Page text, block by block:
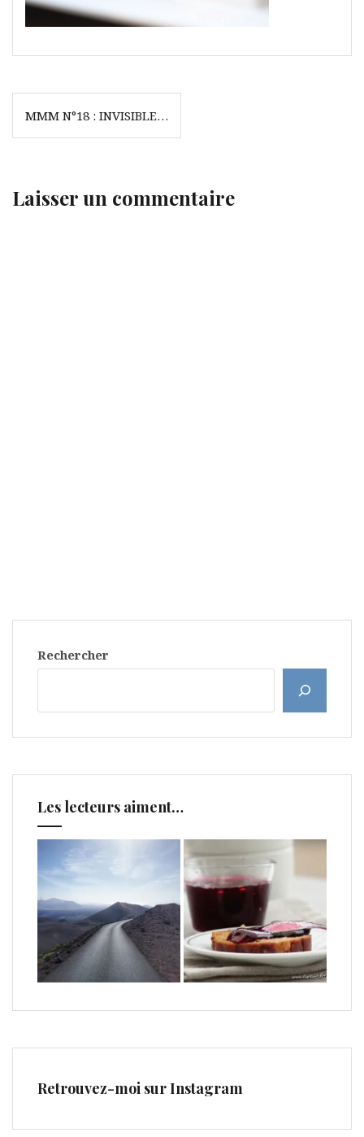
Navigation
deMMM N°18 : INVISIBLE…
Laisser un commentaire
Rechercher
Les lecteurs aiment…
Retrouvez-moi sur Instagram